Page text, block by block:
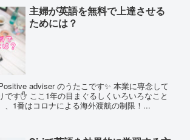
主婦が英語を無料で上達させる
ためには？
adviser のうたこです✨ 本業に専念して
です✋ ここ1年の目まぐるしくいろいろなこと
、1番はコロナによる海外渡航の制限！...